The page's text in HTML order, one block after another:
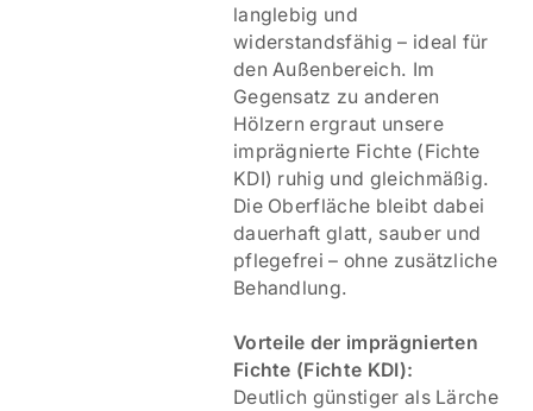
langlebig und
widerstandsfähig – ideal für
den Außenbereich. Im
Gegensatz zu anderen
Hölzern ergraut unsere
imprägnierte Fichte (Fichte
KDI) ruhig und gleichmäßig.
Die Oberfläche bleibt dabei
dauerhaft glatt, sauber und
pflegefrei – ohne zusätzliche
Behandlung.
Vorteile der imprägnierten
Fichte (Fichte KDI):
Deutlich günstiger als Lärche